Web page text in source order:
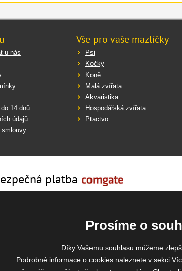
u nás
14 dnů
údajů
smlouvy
Vše pro vaše mazlíčky
Psi
Kočky
Koně
Malá zvířata
Akvaristika
Hospodářská zvířata
Ptactvo
platba
Prosíme o
Díky Vašemu souhlasu můžeme
Podrobné informace o cookies naleznete v sekci